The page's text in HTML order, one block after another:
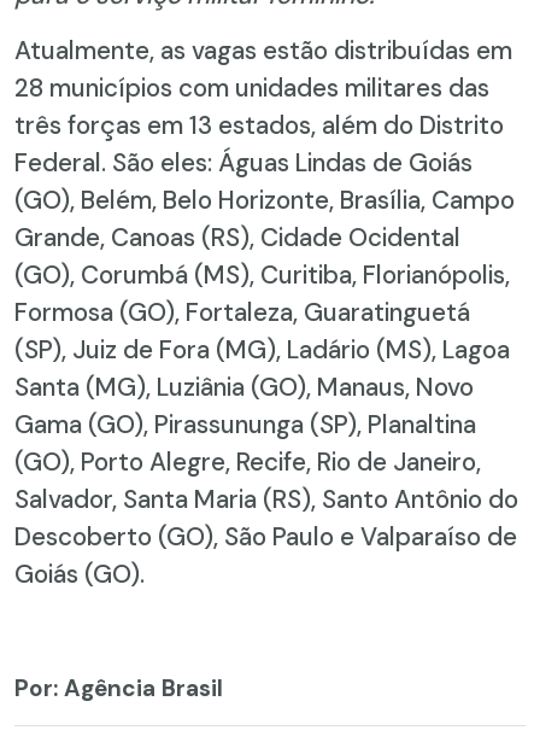
Atualmente, as vagas estão distribuídas em
28 municípios com unidades militares das
três forças em 13 estados, além do Distrito
Federal. São eles: Águas Lindas de Goiás
(GO), Belém, Belo Horizonte, Brasília, Campo
Grande, Canoas (RS), Cidade Ocidental
(GO), Corumbá (MS), Curitiba, Florianópolis,
Formosa (GO), Fortaleza, Guaratinguetá
(SP), Juiz de Fora (MG), Ladário (MS), Lagoa
Santa (MG), Luziânia (GO), Manaus, Novo
Gama (GO), Pirassununga (SP), Planaltina
(GO), Porto Alegre, Recife, Rio de Janeiro,
Salvador, Santa Maria (RS), Santo Antônio do
Descoberto (GO), São Paulo e Valparaíso de
Goiás (GO).
Por: Agência Brasil